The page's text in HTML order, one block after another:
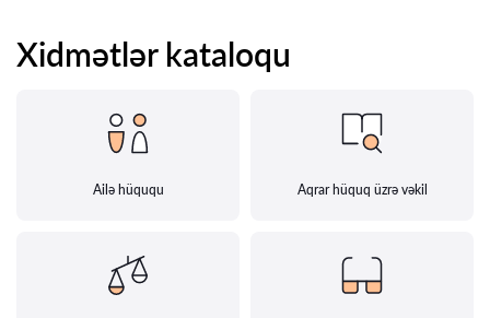
Xidmətlər kataloqu
Ailə hüququ Aqrar hüquq üzrə vəkil